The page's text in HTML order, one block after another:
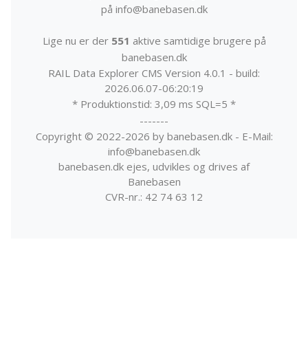
på info@banebasen.dk
Lige nu er der 551 aktive samtidige brugere på
banebasen.dk
RAIL Data Explorer CMS Version 4.0.1 - build:
2026.06.07-06:20:19
* Produktionstid: 3,09 ms SQL=5 *
-------
Copyright © 2022-2026 by banebasen.dk - E-Mail:
info@banebasen.dk
banebasen.dk ejes, udvikles og drives af
Banebasen
CVR-nr.: 42 74 63 12